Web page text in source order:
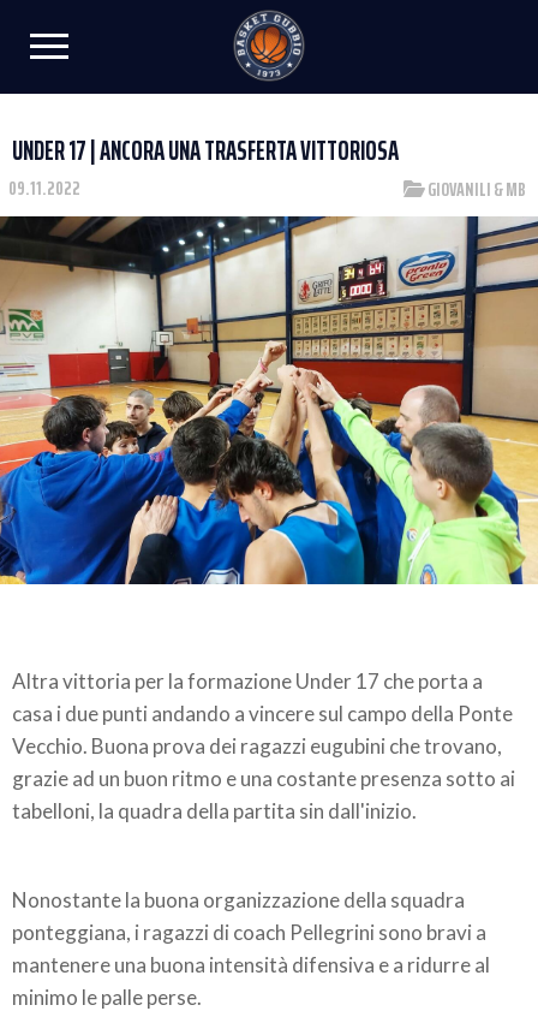
UNDER 17 | ANCORA UNA TRASFERTA VITTORIOSA
09.11.2022 GIOVANILI & MB
Altra vittoria per la formazione Under 17 che porta a
casa i due punti andando a vincere sul campo della Ponte
Vecchio. Buona prova dei ragazzi eugubini che trovano,
grazie ad un buon ritmo e una costante presenza sotto ai
tabelloni, la quadra della partita sin dall'inizio.
Nonostante la buona organizzazione della squadra
ponteggiana, i ragazzi di coach Pellegrini sono bravi a
mantenere una buona intensità difensiva e a ridurre al
minimo le palle perse.